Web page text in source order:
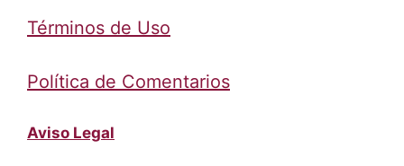
Términos de Uso
Política de Comentarios
Aviso Legal